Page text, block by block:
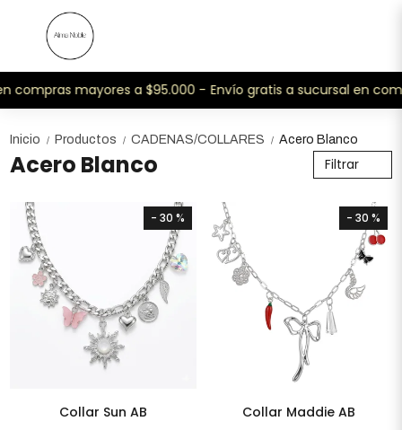
compras mayores a $95.000 - Envío gratis a sucursal en
Inicio / Productos / CADENAS/COLLARES / Acero Blanco
Acero Blanco Filtrar
- 30 %
Collar Sun AB
- 30 %
Collar Maddie AB